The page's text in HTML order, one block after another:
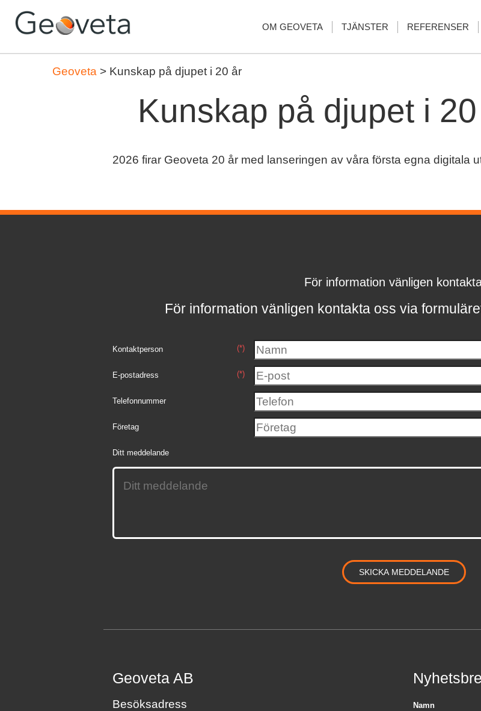
OM GEOVETA TJÄNSTER REFERENSER
Geoveta > Kunskap på djupet i 20 år
Kunskap på djupet i
2026 firar Geoveta 20 år med lanseringen av våra första egna digitala
För information vänligen
För information vänligen kontakta oss via
Kontaktperson (*)
E-postadress (*)
Telefonnummer
Företag
Ditt meddelande
Geoveta AB
Besöksadress
Namn